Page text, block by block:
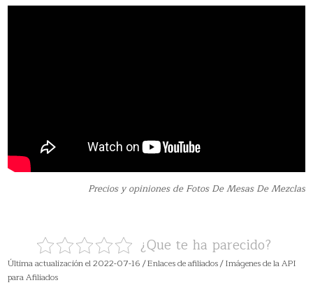
Precios y opiniones de Fotos De Mesas De Mezclas
¿Que te ha parecido?
Última actualización el 2022-07-16 / Enlaces de afiliados / Imágenes de la API
para Afiliados